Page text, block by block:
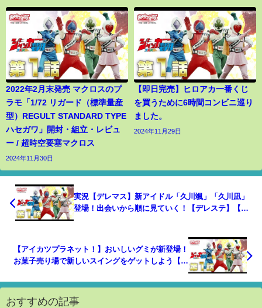
2022年2月末発売 マクロスのプ
ラモ「1/72 リガード（標準量産
型）REGULT STANDARD TYPE
ハセガワ」開封・組立・レビュ
ー / 超時空要塞マクロス
2024年11月30日
【即日完売】ヒロアカ一番くじ
を買うために6時間コンビニ巡り
ました。
2024年11月29日
実況【デレマス】新アイドル「久川颯」「久川凪」
登場！出会いから順に見ていく！【デレステ】【モ
【アイカツプラネット！】おいしいグミが新登場！
お菓子売り場で新しいスイングをゲットしよう【ス
おすすめの記事